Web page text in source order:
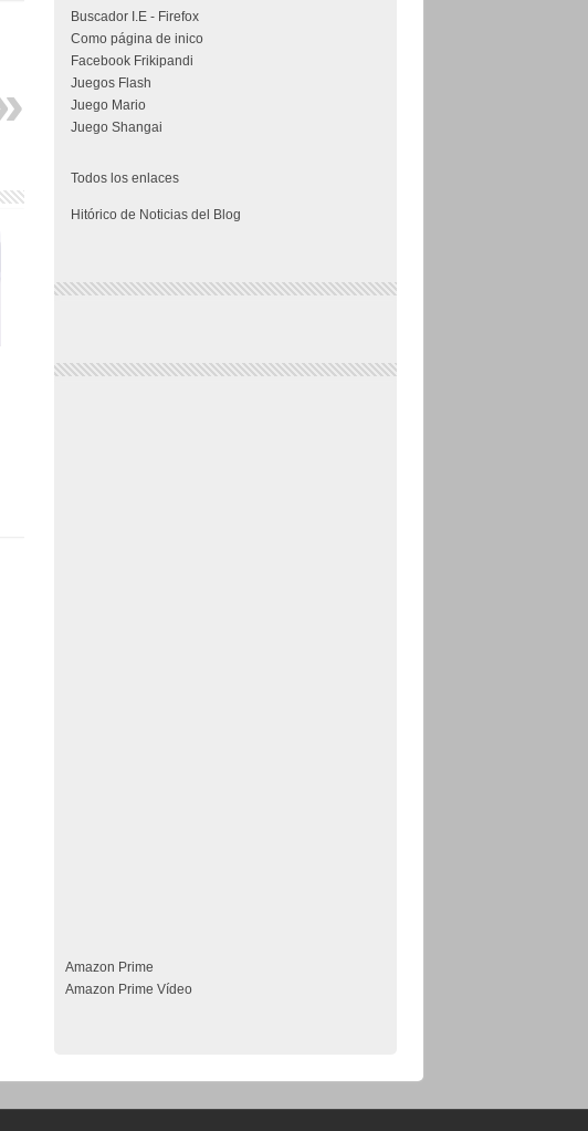
Buscador I.E - Firefox
Como página de inico
Facebook Frikipandi
Juegos Flash
Juego Mario
Juego Shangai
Todos los enlaces
Hitórico de Noticias del Blog
Amazon Prime
Amazon Prime Vídeo